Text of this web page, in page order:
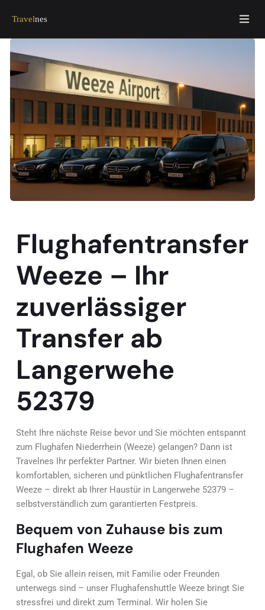
Travelnes
Flughafentransfer
Weeze – Ihr
zuverlässiger
Transfer ab
Langerwehe
52379
Steht Ihre nächste Reise bevor und Sie möchten entspannt
zum Flughafen Niederrhein (Weeze) gelangen? Dann ist
Travelnes Ihr perfekter Partner. Wir bieten Ihnen einen
komfortablen, sicheren und pünktlichen Flughafentransfer
Weeze – direkt ab Ihrer Haustür in Langerwehe 52379 –
selbstverständlich zum garantierten Festpreis.
Bequem von Zuhause bis zum
Flughafen Weeze
Egal, ob Sie allein reisen, mit Familie oder Freunden
unterwegs sind – unser Flughafenshuttle Weeze bringt Sie
stressfrei und direkt zum Terminal. Wir holen Sie